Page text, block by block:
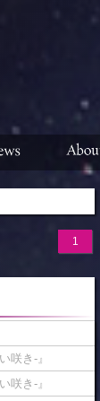
1
咲き-』
咲き-』